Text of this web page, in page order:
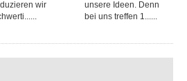
wir
unsere Ideen. Denn
bei uns treffen 1......